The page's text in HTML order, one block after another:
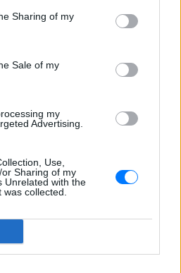
Sharing of my
Sale of my
my
Advertising.
Use,
Sharing of my
Unrelated with the
collected.
μπορώ πλέον να αποκλείσω
και το
ενδεχόμενο ενός
να εξηγήσει την
ατύχημα, θεωρώ πως
της Αστυνομίας θα
. Μέχρι σήμερα,
στοιχείο που να εξηγεί τι